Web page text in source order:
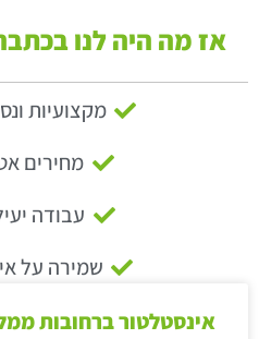
אז מה היה לנו
מקצועיות
מחירים
עבודה
שמירה על
אינסטלטור ברחובות